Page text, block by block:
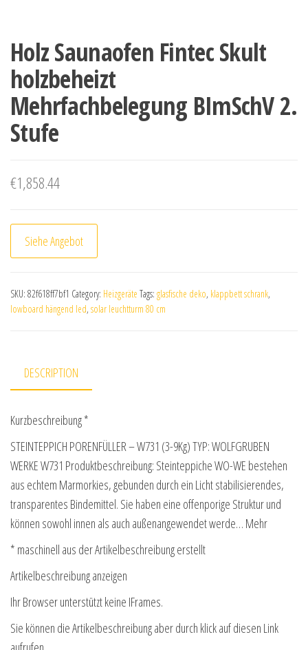
Holz Saunaofen Fintec Skult
holzbeheizt
Mehrfachbelegung BImSchV 2.
Stufe
€1,858.44
Siehe Angebot
SKU: 82f618ff7bf1 Category: Heizgeräte Tags: glasfische deko, klappbett schrank,
lowboard hängend led, solar leuchtturm 80 cm
DESCRIPTION
Kurzbeschreibung *
STEINTEPPICH PORENFÜLLER – W731 (3-9Kg) TYP: WOLFGRUBEN
WERKE W731 Produktbeschreibung: Steinteppiche WO-WE bestehen
aus echtem Marmorkies, gebunden durch ein Licht stabilisierendes,
transparentes Bindemittel. Sie haben eine offenporige Struktur und
können sowohl innen als auch außenangewendet werde… Mehr
* maschinell aus der Artikelbeschreibung erstellt
Artikelbeschreibung anzeigen
Ihr Browser unterstützt keine IFrames.
Sie können die Artikelbeschreibung aber durch klick auf diesen Link